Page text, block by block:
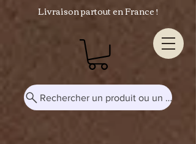
Livraison partout en France !
Rechercher un produit ou un mot-